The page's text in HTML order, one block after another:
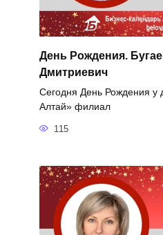
День Рождения.
Дмитриевич
Сегодня День Рождения у
Алтай» филиал
115